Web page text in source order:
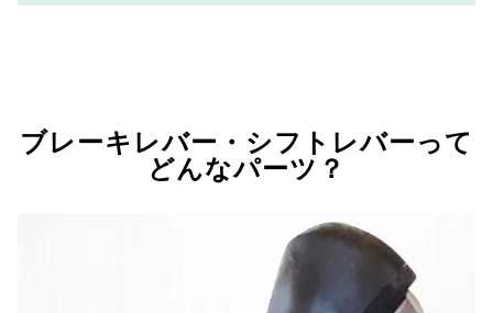
ブレーキレバー・シフトレバーって
どんなパーツ？